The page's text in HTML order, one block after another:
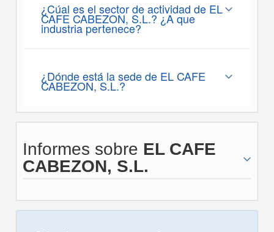
¿Cúal es el sector de actividad de EL
CAFE CABEZON, S.L.? ¿A que
industria pertenece?
¿Dónde está la sede de EL CAFE
CABEZON, S.L.?
Informes sobre EL CAFE
CABEZON, S.L.